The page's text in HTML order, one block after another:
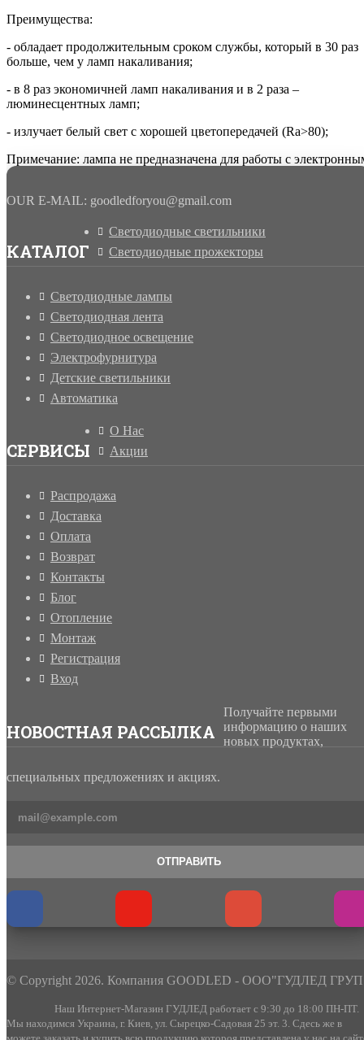
Преимущества:
- обладает продолжительным сроком службы, который в 30 раз
больше, чем у ламп накаливания;
- в 8 раз экономичней ламп накаливания и в 2 раза –
люминесцентных ламп;
- излучает белый свет с хорошей цветопередачей (Ra>80);
Примечание: лампа не предназначена для работы с
диммеро
OUR E-MAIL: goodledforyou@gmail.cоm
КАТАЛОГ
Светодиодные светильники
Светодиодные прожекторы
Светодиодные лампы
Светодиодная лента
Светодиодное освещение
Электрофурнитура
Детские светильники
Автоматика
СЕРВИСЫ
О Нас
Акции
Распродажа
Доставка
Оплата
Возврат
Контакты
Блог
Отопление
Монтаж
Регистрация
Вход
НОВОСТНАЯ РАССЫЛКА
Получайте первыми
информацию о наших
новых продуктах,
специальных предложениях и акциях.
ОТПРАВИТЬ
© Copyright 2026. Компания GOODLED - ООО"ГУДЛЕД
Наш Интернет-Магазин ГУДЛЕД работает с 9:30 до 18:00 ПН-ПТ.
Мы находимся Украина, г. Киев, ул. Сырецко-Садовая 25 эт. 3. Сдесь же в